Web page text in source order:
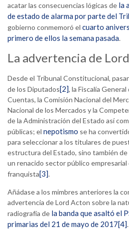
acatar las consecuencias lógicas de la
de estado de alarma por parte del
gobierno conmemoró el cuarto
primero de ellos la semana pasada.
La advertencia de
Desde el Tribunal Constitucional,
de los Diputados[2], la Fiscalía
Cuentas, la Comisión Nacional del
Nacional de los Mercados y la
de la Administración del Estado así
públicas; el nepotismo se ha
para seleccionar a los titulares de
estructura del Estado, sino también de
un renacido sector público
franquista[3].
Añádase a los mimbres anteriores la
advertencia de Lord Acton sobre la
radiografía de la banda que asaltó el
primarias del 21 de mayo de 2017[4]